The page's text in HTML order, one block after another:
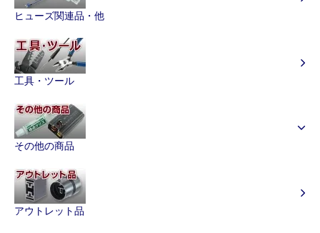
ヒューズ関連品・他
工具・ツール
その他の商品
アウトレット品